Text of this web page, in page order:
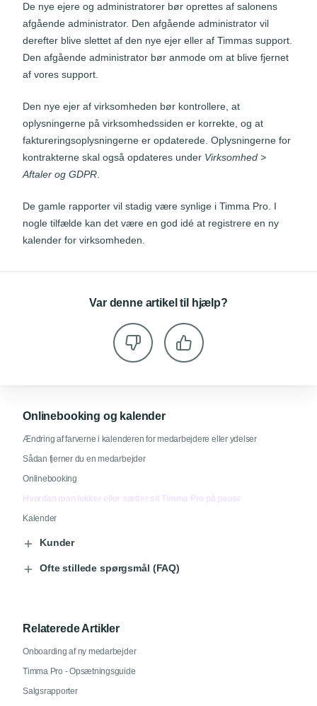
De nye ejere og administratorer bør oprettes af salonens
afgående administrator. Den afgående administrator vil
derefter blive slettet af den nye ejer eller af Timmas support.
Den afgående administrator bør anmode om at blive fjernet
af vores support.
Den nye ejer af virksomheden bør kontrollere, at
oplysningerne på virksomhedssiden er korrekte, og at
faktureringsoplysningerne er opdaterede. Oplysningerne for
kontrakterne skal også opdateres under Virksomhed >
Aftaler og GDPR
De gamle rapporter vil stadig være synlige i Timma Pro. I
nogle tilfælde kan det være en god idé at registrere en ny
kalender for virksomheden.
Var denne artikel til hjælp?
Onlinebooking og kalender
Ændring af farverne i kalenderen for medarbejdere eller ydelser
Sådan fjerner du en medarbejder
Onlinebooking
Hvordan man lukker eller sætter sit Timma Pro på pause
Kalender
Kunder
Ofte stillede spørgsmål (FAQ)
Relaterede Artikler
Onboarding af ny medarbejder
Timma Pro - Opsætningsguide
Salgsrapporter